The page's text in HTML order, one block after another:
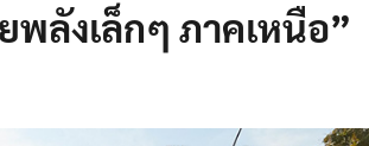
ลังเล็กๆ ภาคเหนือ”